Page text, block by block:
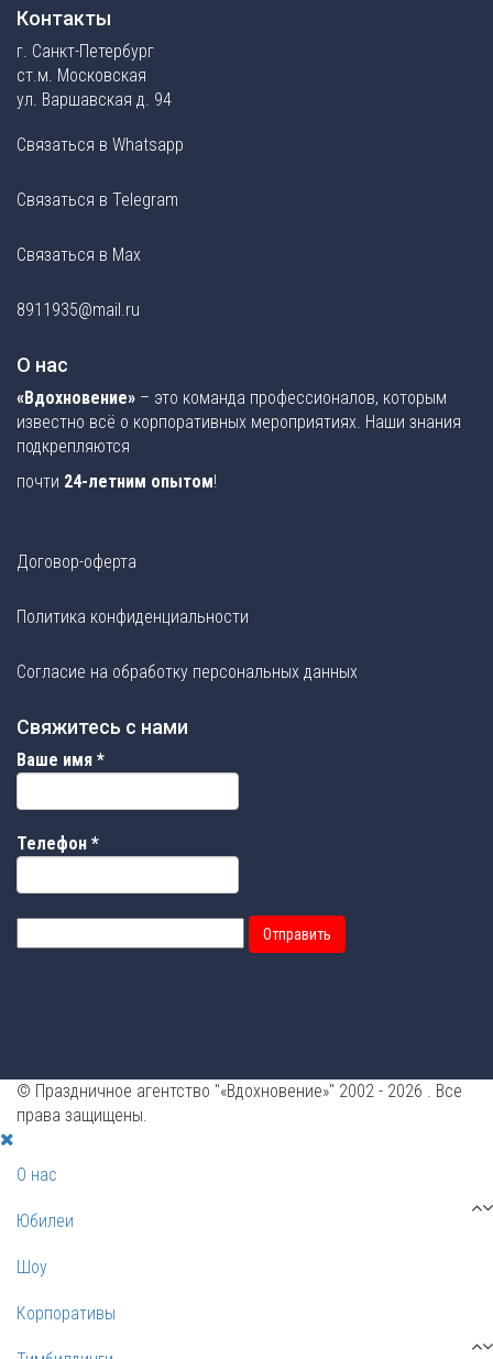
Контакты
г. Санкт-Петербург
ст.м. Московская
ул. Варшавская д. 94
Связаться в Whatsapp
Связаться в Telegram
Связаться в Max
8911935@mail.ru
О нас
«Вдохновение» – это команда профессионалов, которым
известно всё о корпоративных мероприятиях. Наши знания
подкрепляются
почти 24-летним опытом!
Договор-оферта
Политика конфиденциальности
Согласие на обработку персональных данных
Свяжитесь с нами
Ваше имя *
Телефон *
Отправить
© Праздничное агентство "«Вдохновение»" 2002 - 2026 . Все
права защищены.
О нас
Юбилеи
Шоу
Корпоративы